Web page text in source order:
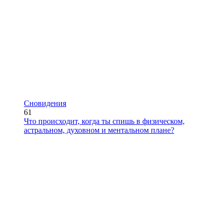
Сновидения
61
Что происходит, когда ты спишь в физическом,
астральном, духовном и ментальном плане?